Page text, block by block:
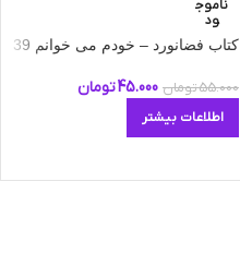
ناموج
ود
کتاب فضانورد – خودم می‌ خوانم 39
55.000تومان 45.000تومان
اطلاعات بیشتر